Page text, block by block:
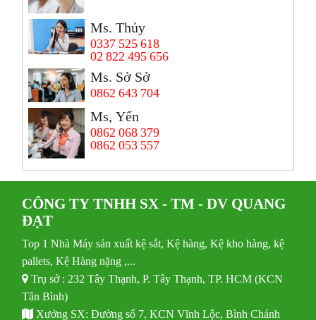
Ms. Thủy
0337 525 618
02 822 495 656
Ms. Sở Sở
0862 643 704
Ms, Yến
0862 068 379
0862 053 557
CÔNG TY TNHH SX - TM - DV QUANG
ĐẠT
Top 1 Nhà Máy sản xuất kệ sắt, Kệ hàng, Kệ kho hàng, kệ
pallets, Kệ Hàng nặng ,...
Trụ sở : 232 Tây Thạnh, P. Tây Thạnh, TP. HCM (KCN
Tân Bình)
Xưởng SX: Đường số 7, KCN Vĩnh Lộc, Bình Chánh